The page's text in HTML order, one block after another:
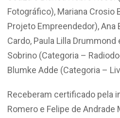
Fotográfico), Mariana Crosio
Projeto Empreendedor), Ana
Cardo, Paula Lilla
Sobrino (Categoria –
Blumke Adde (Categoria –
Receberam certificado pela
Romero e Felipe de Andrade